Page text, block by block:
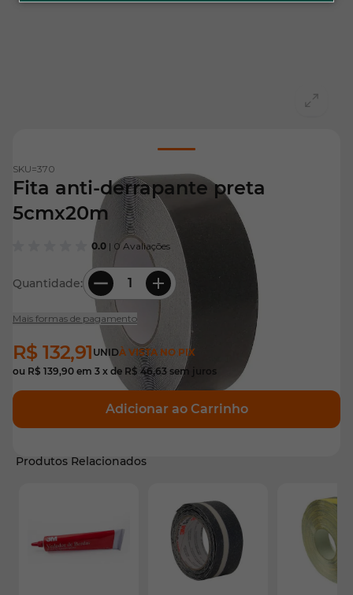
0.0 | 0 Avaliações
SKU=370
Fita anti-derrapante preta
5cmx20m
Quantidade:
Mais formas de pagamento
R$ 132,91 UNIDÀ VISTA NO PIX
ou R$ 139,90 em 3 x de R$ 46,63 sem juros
Adicionar ao Carrinho
Produtos Relacionados